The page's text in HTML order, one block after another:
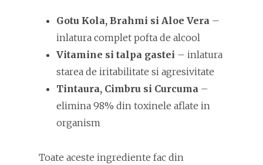
Gotu Kola, Brahmi si Aloe Vera –
inlatura complet pofta de alcool
Vitamine si talpa gastei – inlatura
starea de iritabilitate si agresivitate
Tintaura, Cimbru si Curcuma –
elimina 98% din toxinele aflate in
organism
Toate aceste ingrediente fac din